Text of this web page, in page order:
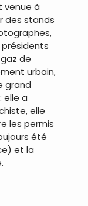
venue à
des stands
de
urbain,
grand
elle a
elle
les permis
été
et la